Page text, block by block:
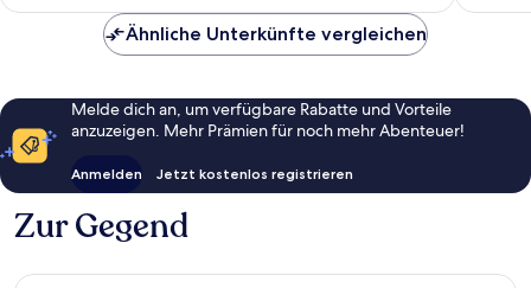
Ähnliche Unterkünfte vergleichen
Melde dich an, um verfügbare Rabatte und Vorteile
anzuzeigen. Mehr Prämien für noch mehr Abenteuer!
Anmelden Jetzt kostenlos registrieren
Zur Gegend